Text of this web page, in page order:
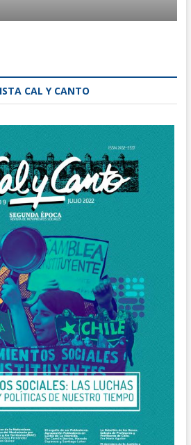
CAL Y CANTO